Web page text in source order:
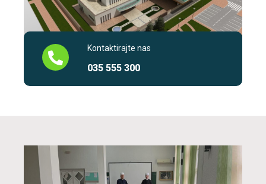
Kontaktirajte nas
035 555 300